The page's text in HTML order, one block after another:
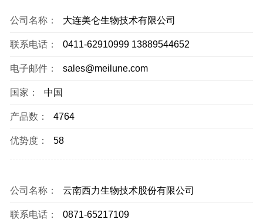
公司名称： 大连美仑生物技术有限公司
联系电话： 0411-62910999 13889544652
电子邮件： sales@meilune.com
国家： 中国
产品数： 4764
优势度： 58
公司名称： 云南西力生物技术股份有限公司
联系电话： 0871-65217109